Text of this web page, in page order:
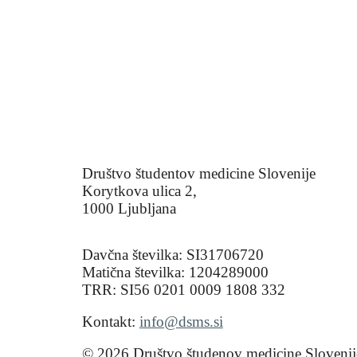
Društvo študentov medicine Slovenije
Korytkova ulica 2,
1000 Ljubljana
Davčna številka: SI31706720
Matična številka: 1204289000
TRR: SI56 0201 0009 1808 332
Kontakt: info@dsms.si
© 2026 Društvo študenov medicine